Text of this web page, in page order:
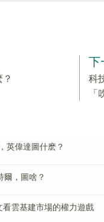
下
科
「
英偉達圖什麽？
爾，圖啥？
看雲基建市場的權力遊戲